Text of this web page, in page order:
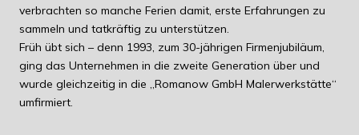
verbrachten so manche Ferien damit, erste Erfahrungen zu
sammeln und tatkräftig zu unterstützen.
Früh übt sich – denn 1993, zum 30-jährigen Firmenjubiläum,
ging das Unternehmen in die zweite Generation über und
wurde gleichzeitig in die „Romanow GmbH Malerwerkstätte“
umfirmiert.